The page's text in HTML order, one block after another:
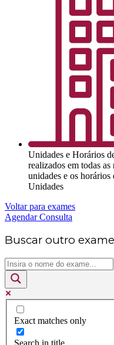
Unidades e Horários
realizados em todas
unidades e os
Unidades
Voltar para exames
Agendar Consulta
Buscar outro
Exact matches only
Search in title